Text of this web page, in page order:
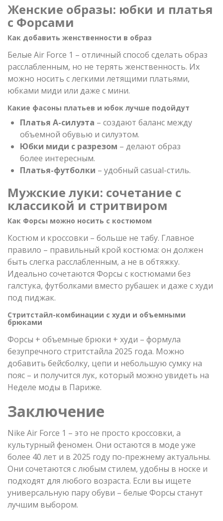
Женские образы: юбки и платья
с Форсами
Как добавить женственности в образ
Белые Air Force 1 – отличный способ сделать образ
расслабленным, но не терять женственность. Их
можно носить с легкими летящими платьями,
юбками миди или даже с мини.
Какие фасоны платьев и юбок лучше подойдут
Платья А-силуэта – создают баланс между
объемной обувью и силуэтом.
Юбки миди с разрезом – делают образ
более интересным.
Платья-футболки – удобный casual-стиль.
Мужские луки: сочетание с
классикой и стритвиром
Как Форсы можно носить с костюмом
Костюм и кроссовки – больше не табу. Главное
правило – правильный крой костюма: он должен
быть слегка расслабленным, а не в обтяжку.
Идеально сочетаются Форсы с костюмами без
галстука, футболками вместо рубашек и даже с худи
под пиджак.
Стритстайл-комбинации с худи и объемными
брюками
Форсы + объемные брюки + худи – формула
безупречного стритстайла 2025 года. Можно
добавить бейсболку, цепи и небольшую сумку на
пояс – и получится лук, который можно увидеть на
Неделе моды в Париже.
Заключение
Nike Air Force 1 – это не просто кроссовки, а
культурный феномен. Они остаются в моде уже
более 40 лет и в 2025 году по-прежнему актуальны.
Они сочетаются с любым стилем, удобны в носке и
подходят для любого возраста. Если вы ищете
универсальную пару обуви – белые Форсы станут
лучшим выбором.